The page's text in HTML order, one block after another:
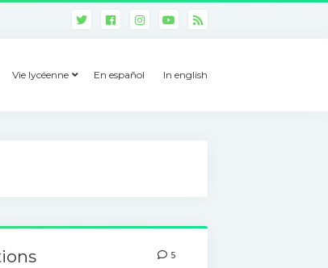
Vie lycéenne En español In english
5